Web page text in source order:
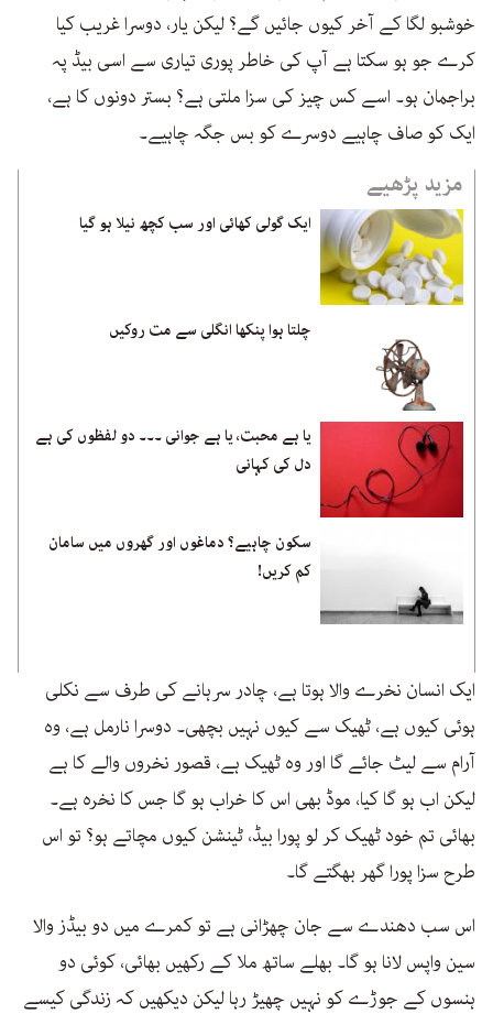
خوشبو لگا کے آخر کیوں جائیں گے؟ لیکن یار، دوسرا غریب کیا
کرے جو ہو سکتا ہے آپ کی خاطر پوری تیاری سے اسی بیڈ پہ
براجمان ہو۔ اسے کس چیز کی سزا ملتی ہے؟ بستر دونوں کا ہے،
ایک کو صاف چاہیے دوسرے کو بس جگہ چاہیے۔
مزید پڑھیے
ایک گولی کھائی اور سب کچھ نیلا ہو گیا
چلتا ہوا پنکھا انگلی سے مت روکیں
یا ہے محبت، یا ہے جوانی ۔۔۔ دو لفظوں کی ہے
دل کی کہانی
سکون چاہیے؟ دماغوں اور گھروں میں سامان
کم کریں!
ایک انسان نخرے والا ہوتا ہے، چادر سرہانے کی طرف سے نکلی
ہوئی کیوں ہے، ٹھیک سے کیوں نہیں بچھی۔ دوسرا نارمل ہے، وہ
آرام سے لیٹ جائے گا اور وہ ٹھیک ہے، قصور نخروں والے کا ہے
لیکن اب ہو گا کیا، موڈ بھی اس کا خراب ہو گا جس کا نخرہ ہے۔
بھائی تم خود ٹھیک کر لو پورا بیڈ، ٹینشن کیوں مچاتے ہو؟ تو اس
طرح سزا پورا گھر بھگتے گا۔
اس سب دھندے سے جان چھڑانی ہے تو کمرے میں دو بیڈز والا
سین واپس لانا ہو گا۔ بھلے ساتھ ملا کے رکھیں بھائی، کوئی دو
ہنسوں کے جوڑے کو نہیں چھیڑ رہا لیکن دیکھیں کہ زندگی کیسے